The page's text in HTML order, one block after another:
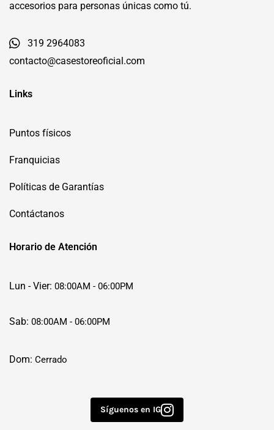
accesorios para personas únicas como tú.
319 2964083
contacto@casestoreoficial.com
Links
Puntos físicos
Franquicias
Políticas de Garantías
Contáctanos
Horario de Atención
Lun - Vier: 08:00AM - 06:00PM
Sab: 08:00AM - 06:00PM
Dom: Cerrado
Síguenos en IG